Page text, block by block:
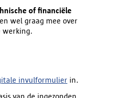
of financiële
wel graag mee over
werking.
invulformulier in.
van de ingezonden